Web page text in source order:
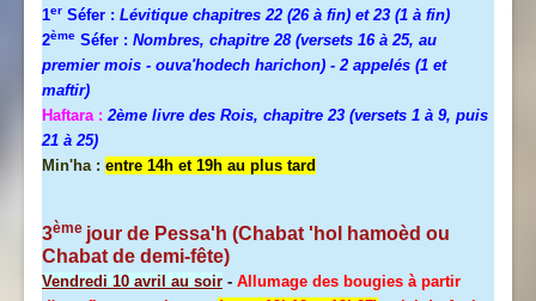
1er Séfer : Lévitique chapitres 22 (26 à fin) et 23 (1 à fin)
2ème Séfer : Nombres, chapitre 28 (versets 16 à 25, au
premier mois - ouva'hodech harichon) - 2 appelés (1 et
maftir)
Haftara : 2ème livre des Rois, chapitre 23 (versets 1 à 9, puis
21 à 25)
Min'ha : entre 14h et 19h au plus tard
3ème jour de Pessa'h (Chabat 'hol hamoèd ou
Chabat de demi-fête)
Vendredi 10 avril au soir - Allumage des bougies à partir